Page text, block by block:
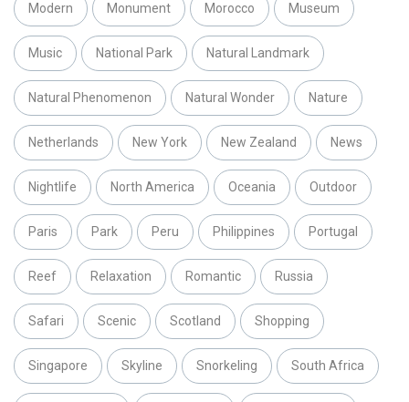
Modern Monument Morocco Museum
Music National Park Natural Landmark
Natural Phenomenon Natural Wonder Nature
Netherlands New York New Zealand News
Nightlife North America Oceania Outdoor
Paris Park Peru Philippines Portugal
Reef Relaxation Romantic Russia
Safari Scenic Scotland Shopping
Singapore Skyline Snorkeling South Africa